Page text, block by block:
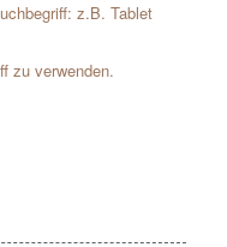
z.B. Tablet
zu verwenden.